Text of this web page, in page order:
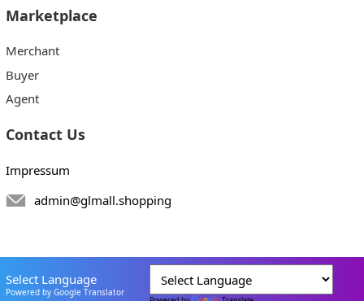
Marketplace
Merchant
Buyer
Agent
Contact Us
Impressum
admin@glmall.shopping
Select Language
Powered by Google Translator